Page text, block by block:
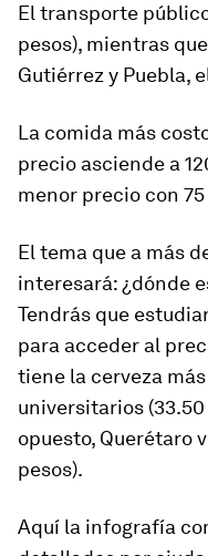
El transporte
pesos), mientras
Gutiérrez y Puebla,
La comida más
precio asciende a
menor precio con 75
El tema que a más
interesará: ¿dónde
Tendrás que
para acceder al
tiene la cerveza
universitarios
opuesto, Querétaro
pesos).
Aquí la infografía